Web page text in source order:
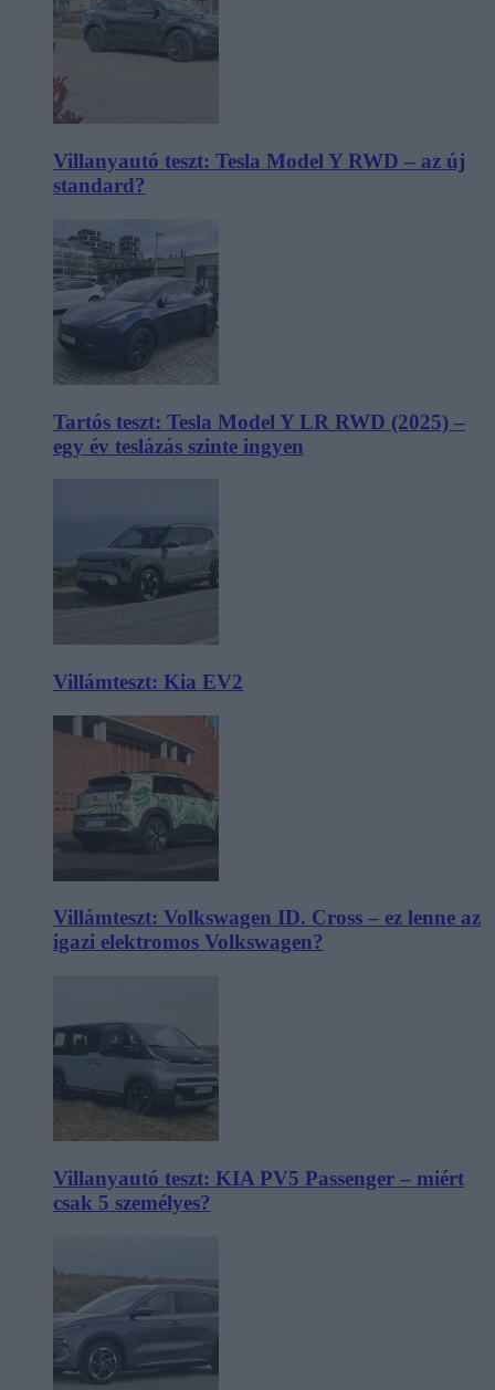
Villanyautó teszt: Tesla Model Y RWD – az új
standard?
Tartós teszt: Tesla Model Y LR RWD (2025) –
egy év teslázás szinte ingyen
Villámteszt: Kia EV2
Villámteszt: Volkswagen ID. Cross – ez lenne az
igazi elektromos Volkswagen?
Villanyautó teszt: KIA PV5 Passenger – miért
csak 5 személyes?